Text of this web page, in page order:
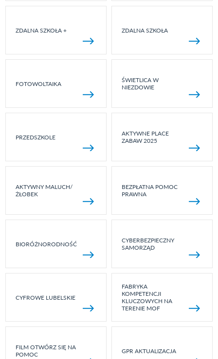
ZDALNA SZKOŁA + ZDALNA SZKOŁA
FOTOWOLTAIKA
ŚWIETLICA W
NIEZDOWIE
PRZEDSZKOLE
AKTYWNE PLACE
ZABAW 2025
AKTYWNY MALUCH/
ŻŁOBEK
BEZPŁATNA POMOC
PRAWNA
BIORÓŻNORODNOŚĆ
CYBERBEZPIECZNY
SAMORZĄD
CYFROWE LUBELSKIE
FABRYKA
KOMPETENCJI
KLUCZOWYCH NA
TERENIE MOF
FILM OTWÓRZ SIĘ NA
POMOC
GPR AKTUALIZACJA